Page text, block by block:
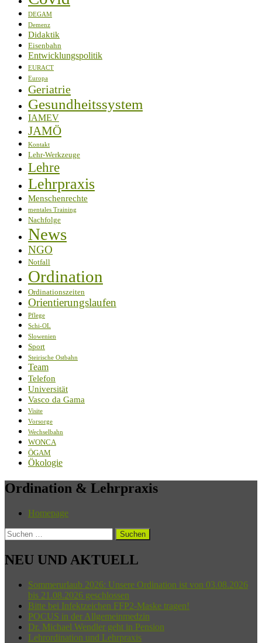
DEGAM
Demenz
Didaktik
Eisenbahn
Entwicklungspolitik
EURACT
Europa
Geriatrie
Gesundheitssystem
IAMEV
JAMÖ
Kontakt
Lehr-Werkzeuge
Lehre
Lehrpraxis
Menschenrechte
mentales Training
Nachfolge
News
NGO
Notfall
Ordination
Ordinationszeiten
Orientierungslaufen
Pflege
Schi-OL
Slowenien
Sport
Steirische Ostbahn
Team
Telefon
Universität
Vasco da Gama
Visite
Vorsorge
Wechselbahn
WONCA
ÖGAM
Ökologie
Ordination & Lehrpraxis
Homepage
Suchen
nach:
NEU UND AKTUELL
Sommerurlaub 2026: Unsere Ordination ist von 03.08.2026
bis 21.08.2026 geschlossen
Bitte bei Infektzeichen FFP2-Maske tragen!
POCUS in der Allgemeinmedzin
Dr. Michael Wendler geht in Pension
Lehrordination und Lehrpraxis